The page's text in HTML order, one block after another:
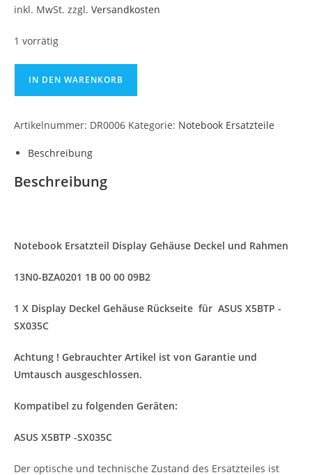
inkl. MwSt. zzgl. Versandkosten
1 vorrätig
IN DEN WARENKORB
Artikelnummer: DR0006 Kategorie: Notebook Ersatzteile
Beschreibung
Beschreibung
Notebook Ersatzteil Display Gehäuse Deckel und Rahmen
13N0-BZA0201 1B 00 00 09B2
1 X Display Deckel Gehäuse Rückseite für ASUS X5BTP -
SX035C
Achtung ! Gebrauchter Artikel ist von Garantie und
Umtausch ausgeschlossen.
Kompatibel zu folgenden Geräten:
ASUS X5BTP -SX035C
Der optische und technische Zustand des Ersatzteiles ist